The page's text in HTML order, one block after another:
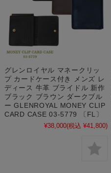
グレンロイヤル マネークリッ
プ カードケース付き メンズ レ
ディース 牛革 ブライドル 新作
ブラック ブラウン ダークブル
ー GLENROYAL MONEY CLIP
CARD CASE 03-5779 〔FL〕
¥38,000(税込 ¥41,800)